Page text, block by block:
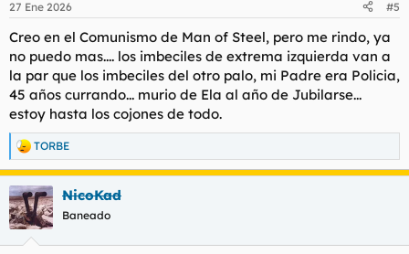
e
:
27 Ene 2026 #5
Creo en el Comunismo de Man of Steel, pero me rindo, ya
no puedo mas.... los imbeciles de extrema izquierda van a
la par que los imbeciles del otro palo, mi Padre era Policia,
45 años currando... murio de Ela al año de Jubilarse...
estoy hasta los cojones de todo.
R
e
a
c
c
i
TORBE
NicoKad
Baneado